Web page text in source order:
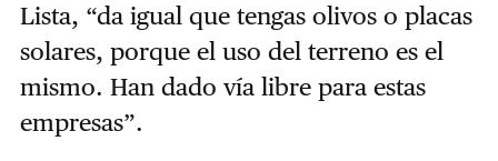
Lista, “da igual que tengas olivos o placas
solares, porque el uso del terreno es el
mismo. Han dado vía libre para estas
empresas”.